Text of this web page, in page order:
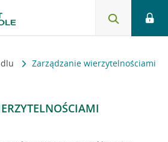
Zarządzanie wierzytelnościami